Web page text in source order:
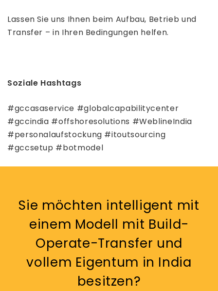
Lassen Sie uns Ihnen beim Aufbau, Betrieb und
Transfer – in Ihren Bedingungen helfen.
Soziale Hashtags
#gccasaservice #globalcapabilitycenter
#gccindia #offshoresolutions #WeblineIndia
#personalaufstockung #itoutsourcing
#gccsetup #botmodel
Sie möchten intelligent mit
einem Modell mit Build-
Operate-Transfer und
vollem Eigentum in India
besitzen?